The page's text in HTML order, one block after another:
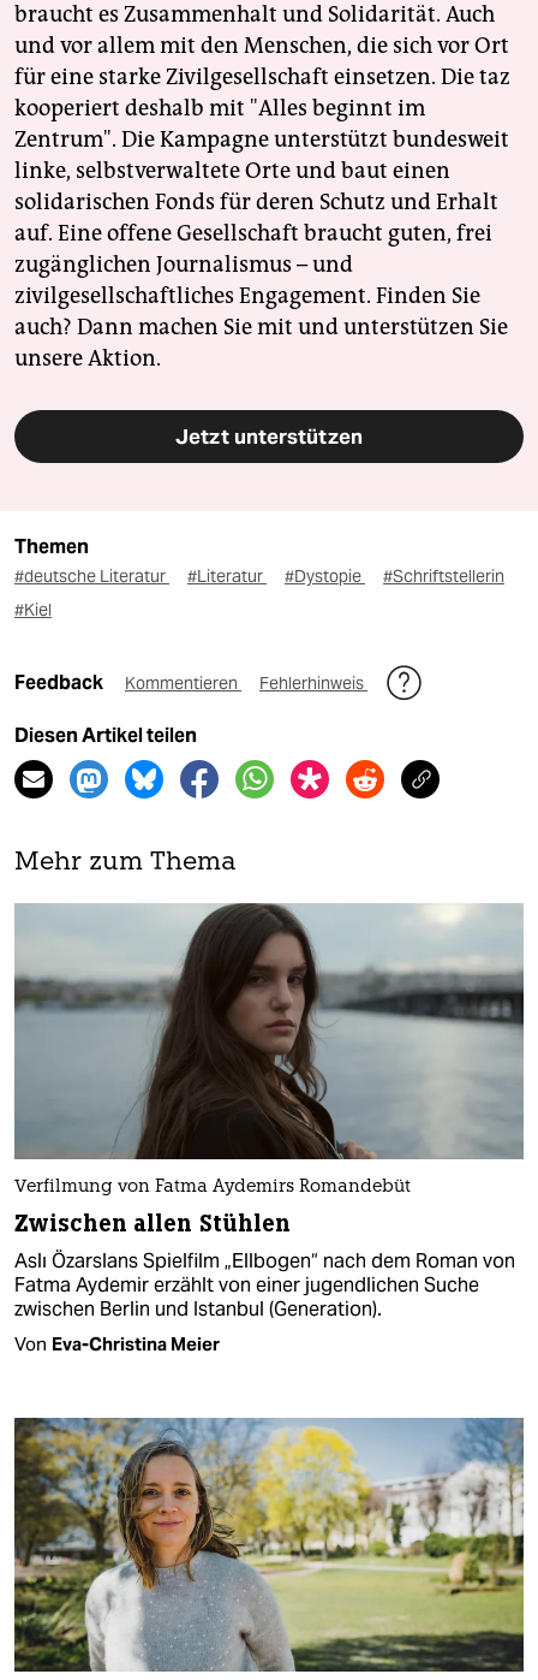
braucht es Zusammenhalt und Solidarität. Auch
und vor allem mit den Menschen, die sich vor Ort
für eine starke Zivilgesellschaft einsetzen. Die taz
kooperiert deshalb mit "Alles beginnt im
Zentrum". Die Kampagne unterstützt bundesweit
linke, selbstverwaltete Orte und baut einen
solidarischen Fonds für deren Schutz und Erhalt
auf. Eine offene Gesellschaft braucht guten, frei
zugänglichen Journalismus – und
zivilgesellschaftliches Engagement. Finden Sie
auch? Dann machen Sie mit und unterstützen Sie
unsere Aktion.
Jetzt unterstützen
Themen
#deutsche Literatur #Literatur #Dystopie
#Schriftstellerin
#Kiel
Feedback Kommentieren Fehlerhinweis
Diesen Artikel teilen
Mehr zum Thema
Verfilmung von Fatma Aydemirs Romandebüt
Zwischen allen Stühlen
Aslı Özarslans Spielfilm „Ellbogen“ nach dem Roman von
Fatma Aydemir erzählt von einer jugendlichen Suche
zwischen Berlin und Istanbul (Generation).
Von Eva-Christina Meier